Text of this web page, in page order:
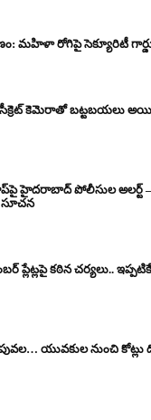
మహిళా రోగిపై సెక్యూరిటీ గార్డు
కెమెరాతో బట్టబయలు
హైదరాబాద్ పోలీసుల అలర్ట్
సూచన
కఠిన చర్యలు..
యువకుల నుంచి కోట్లు